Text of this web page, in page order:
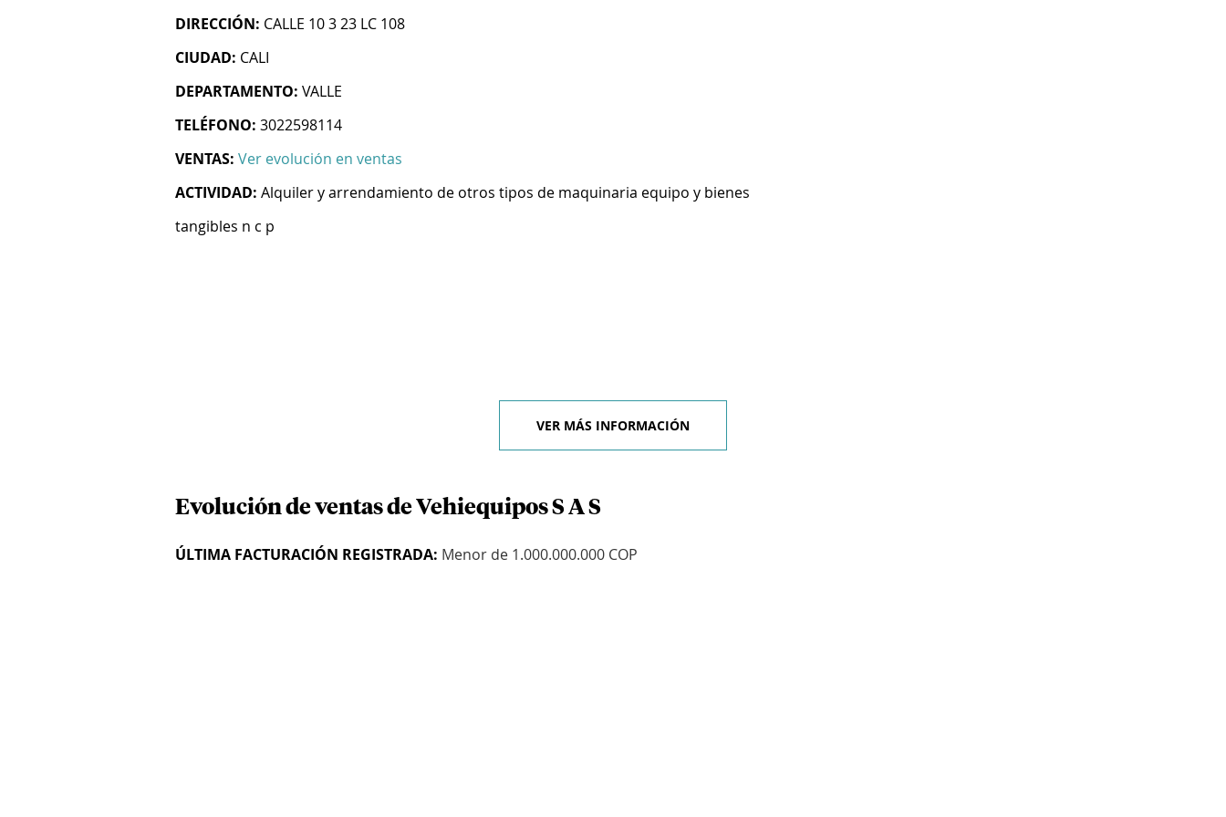
DIRECCIÓN: CALLE 10 3 23 LC 108
CIUDAD: CALI
DEPARTAMENTO: VALLE
TELÉFONO: 3022598114
VENTAS: Ver evolución en ventas
ACTIVIDAD: Alquiler y arrendamiento de otros tipos de maquinaria equipo y bienes
tangibles n c p
VER MÁS INFORMACIÓN
Evolución de ventas de Vehiequipos S A S
ÚLTIMA FACTURACIÓN REGISTRADA: Menor de 1.000.000.000 COP